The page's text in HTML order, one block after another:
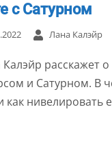
с Сатурном
Лана Калэйр
Калэйр расскажет
и Сатурном. В
нивелировать